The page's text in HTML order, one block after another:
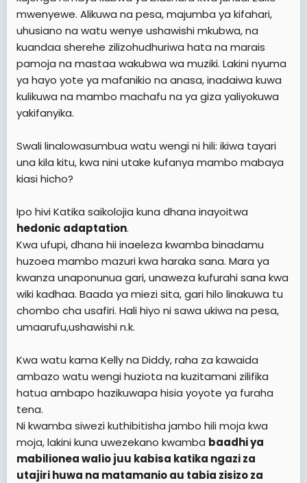
mwenyewe. Alikuwa na pesa, majumba ya kifahari,
uhusiano na watu wenye ushawishi mkubwa, na
kuandaa sherehe zilizohudhuriwa hata na marais
pamoja na mastaa wakubwa wa muziki. Lakini nyuma
ya hayo yote ya mafanikio na anasa, inadaiwa kuwa
kulikuwa na mambo machafu na ya giza yaliyokuwa
yakifanyika.
Swali linalowasumbua watu wengi ni hili: ikiwa tayari
una kila kitu, kwa nini utake kufanya mambo mabaya
kiasi hicho?
Ipo hivi Katika saikolojia kuna dhana inayoitwa
hedonic adaptation.
Kwa ufupi, dhana hii inaeleza kwamba binadamu
huzoea mambo mazuri kwa haraka sana. Mara ya
kwanza unaponunua gari, unaweza kufurahi sana kwa
wiki kadhaa. Baada ya miezi sita, gari hilo linakuwa tu
chombo cha usafiri. Hali hiyo ni sawa ukiwa na pesa,
umaarufu,ushawishi n.k.
Kwa watu kama Kelly na Diddy, raha za kawaida
ambazo watu wengi huziota na kuzitamani zilifika
hatua ambapo hazikuwapa hisia yoyote ya furaha
tena.
Ni kwamba siwezi kuthibitisha jambo hili moja kwa
moja, lakini kuna uwezekano kwamba baadhi ya
mabilionea walio juu kabisa katika ngazi za
utajiri huwa na matamanio au tabia zisizo za